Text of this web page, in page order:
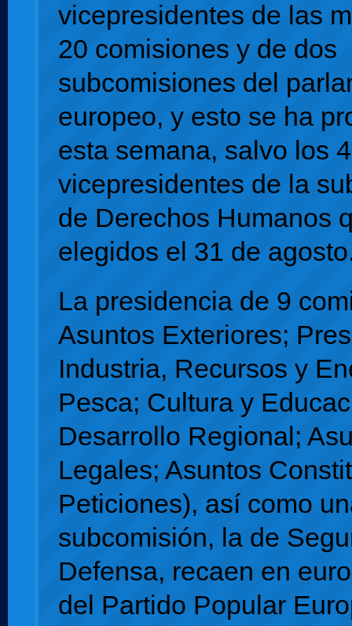
vicepresidentes de las
20 comisiones y de dos
subcomisiones del
europeo, y esto se ha
esta semana, salvo los 4
vicepresidentes de la
de Derechos Humanos
elegidos el 31 de
La presidencia de 9
Asuntos Exteriores;
Industria, Recursos y
Pesca; Cultura y
Desarrollo Regional;
Legales; Asuntos
Peticiones), así como
subcomisión, la de
Defensa, recaen en
del Partido Popular